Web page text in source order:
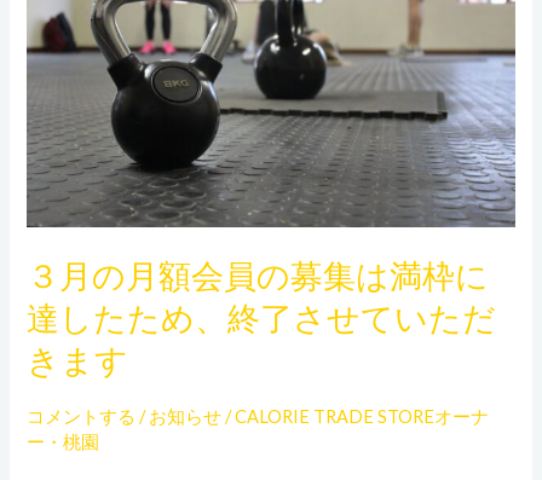
３月の月額会員の募集は満枠に
達したため、終了させていただ
きます
コメントする /お知らせ/CALORIE TRADE STOREオーナ
ー・桃園
月
額
員
の
募
集
満
枠
達
し
た